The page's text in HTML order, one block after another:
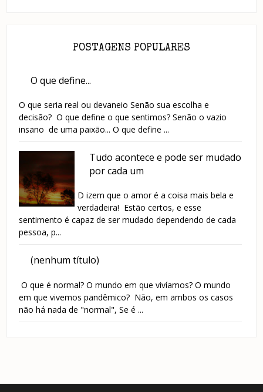
POSTAGENS POPULARES
O que define...
O que seria real ou devaneio Senão sua escolha e
decisão? O que define o que sentimos? Senão o vazio
insano de uma paixão... O que define ...
Tudo acontece e pode ser mudado
por cada um
D izem que o amor é a coisa mais bela e
verdadeira! Estão certos, e esse
sentimento é capaz de ser mudado dependendo de cada
pessoa, p...
(nenhum título)
O que é normal? O mundo em que vivíamos? O mundo
em que vivemos pandêmico? Não, em ambos os casos
não há nada de "normal", Se é ...